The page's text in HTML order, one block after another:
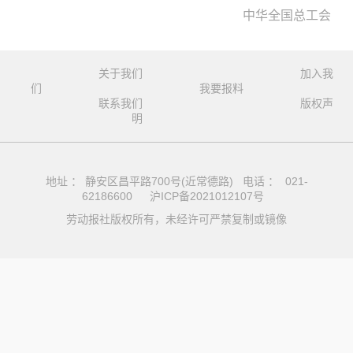
中华全国总工会
关于我们
加入我
们
我要报料
联系我们
版权声
明
地址 ： 静安区昌平路700号(近常德路) 电话 ： 021-
62186600
沪ICP备2021012107号
劳动报社版权所有，未经许可严禁复制或镜像